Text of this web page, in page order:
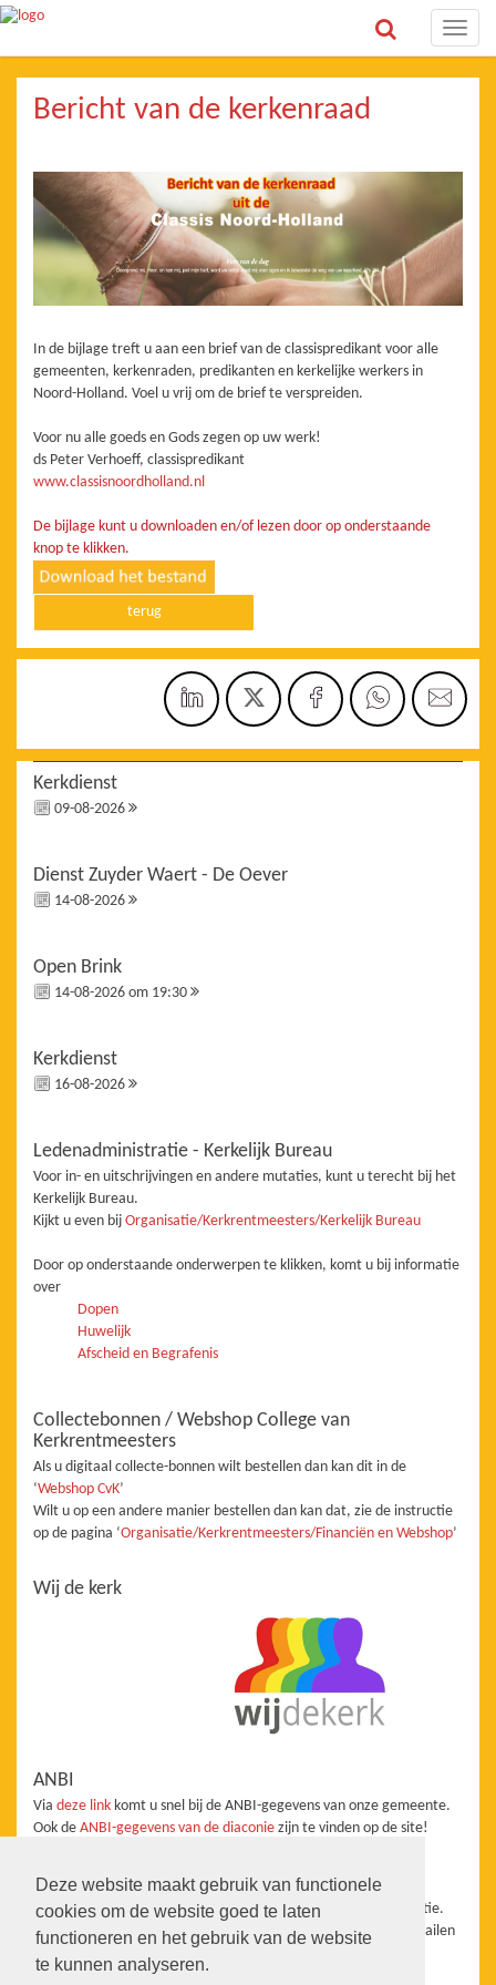
Deze website maakt gebruik van functionele
cookies om de website goed te laten
functioneren en het gebruik van de website
te kunnen analyseren.
Toggle
Bericht van de kerkenraad
In de bijlage treft u aan een brief van de classispredikant voor alle
gemeenten, kerkenraden, predikanten en kerkelijke werkers in
Noord-Holland. Voel u vrij om de brief te verspreiden.
Voor nu alle goeds en Gods zegen op uw werk!
ds Peter Verhoeff, classispredikant
www.classisnoordholland.nl
De bijlage kunt u downloaden en/of lezen door op onderstaande
knop te klikken.
terug
Kerkdienst
09-08-2026
Dienst Zuyder Waert - De Oever
14-08-2026
Open Brink
14-08-2026 om 19:30
Kerkdienst
16-08-2026
Ledenadministratie - Kerkelijk Bureau
Voor in- en uitschrijvingen en andere mutaties, kunt u terecht bij het
Kerkelijk Bureau.
Kijkt u even bij Organisatie/Kerkrentmeesters/Kerkelijk Bureau
Door op onderstaande onderwerpen te klikken, komt u bij informatie
over
Dopen
Huwelijk
Afscheid en Begrafenis
Collectebonnen / Webshop College van
Kerkrentmeesters
Als u digitaal collecte-bonnen wilt bestellen dan kan dit in de
‘Webshop CvK’
Wilt u op een andere manier bestellen dan kan dat, zie de instructie
op de pagina ‘Organisatie/Kerkrentmeesters/Financiën en Webshop’
Wij de kerk
ANBI
Via deze link komt u snel bij de ANBI-gegevens van onze gemeente.
Ook de ANBI-gegevens van de diaconie zijn te vinden op de site!
Redactie
De website staat onder redactie van de Taakgroep Communicatie.
Wanneer u aanvullingen, vragen, suggesties heeft kunt u ons mailen